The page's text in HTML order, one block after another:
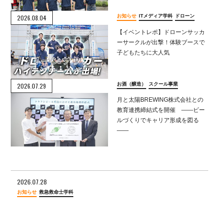
2026.08.04
【イベントレポ】ドローンサッカ
ーサークルが出撃！体験ブースで
子どもたちに大人気
お知らせ ITメディア学科 ドローン
2026.07.29
月と太陽BREWING株式会社との
教育連携締結式を開催 ――ビー
ルづくりでキャリア形成を図る
――
お酒（醸造） スクール事業
2026.07.28
お知らせ 救急救命士学科